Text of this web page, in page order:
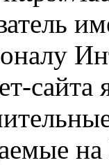
сайта
на